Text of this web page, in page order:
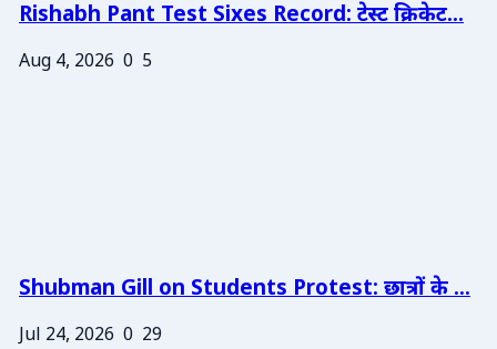
Rishabh Pant Test Sixes Record: टेस्ट क्रिकेट...
Aug 4, 2026 0 5
Shubman Gill on Students Protest: छात्रों के ...
Jul 24, 2026 0 29